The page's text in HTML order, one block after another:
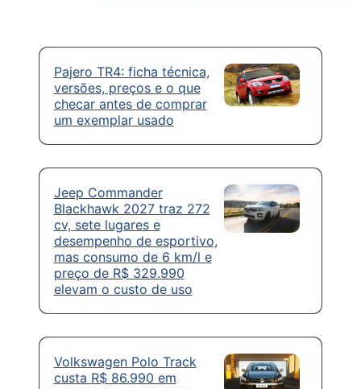
Pajero TR4: ficha técnica,
versões, preços e o que
checar antes de comprar
um exemplar usado
Jeep Commander
Blackhawk 2027 traz 272
cv, sete lugares e
desempenho de esportivo,
mas consumo de 6 km/l e
preço de R$ 329.990
elevam o custo de uso
Volkswagen Polo Track
custa R$ 86.990 em